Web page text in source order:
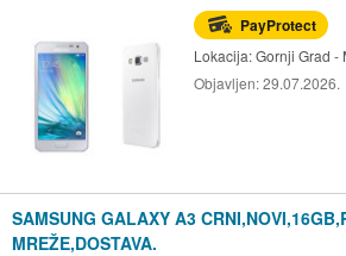
PayProtect
Lokacija:Gornji Grad -
Objavljen:29.07.2026.
SAMSUNG GALAXY A3
MREŽE,DOSTAVA.